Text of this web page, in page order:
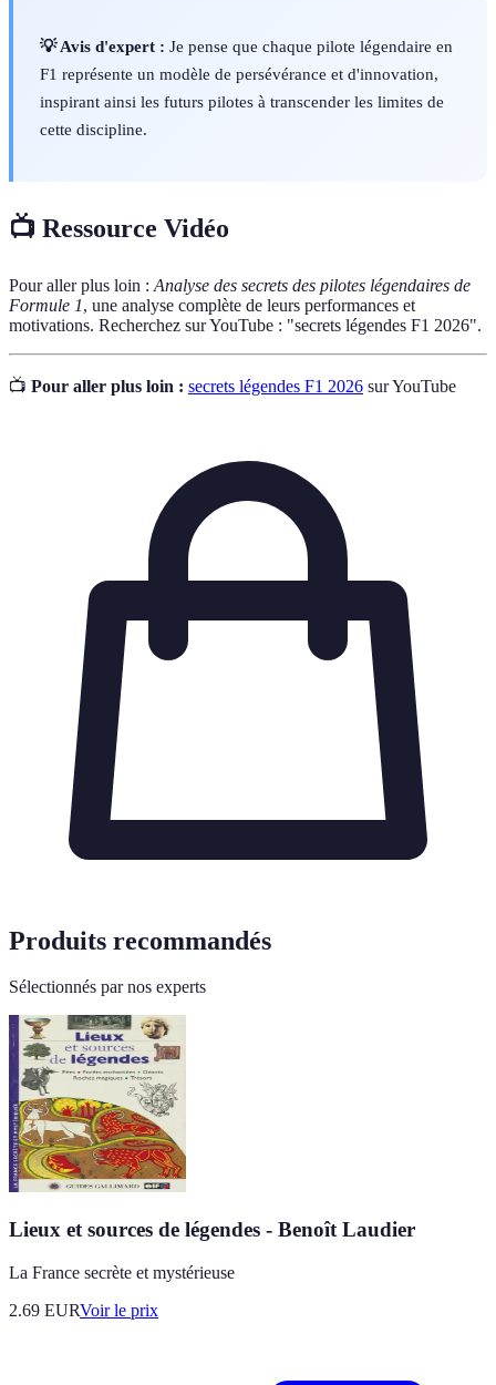
💡 Avis d'expert : Je pense que chaque pilote légendaire en
F1 représente un modèle de persévérance et d'innovation,
inspirant ainsi les futurs pilotes à transcender les limites de
cette discipline.
📺 Ressource Vidéo
Pour aller plus loin : Analyse des secrets des pilotes légendaires de
Formule 1, une analyse complète de leurs performances et
motivations. Recherchez sur YouTube : "secrets légendes F1 2026".
📺 Pour aller plus loin : secrets légendes F1 2026 sur YouTube
Produits recommandés
Sélectionnés par nos experts
Lieux et sources de légendes - Benoît Laudier
La France secrète et mystérieuse
2.69 EURVoir le prix